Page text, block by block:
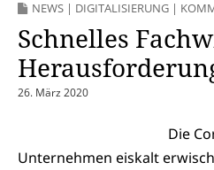
NEWS | DIGITALISIERUNG |
Schnelles
26. März 2020
Die
Unternehmen eiskalt